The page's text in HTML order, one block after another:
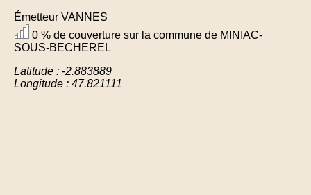
Émetteur VANNES
0 % de couverture sur la commune de MINIAC-
SOUS-BECHEREL
Latitude : -2.883889
Longitude : 47.821111